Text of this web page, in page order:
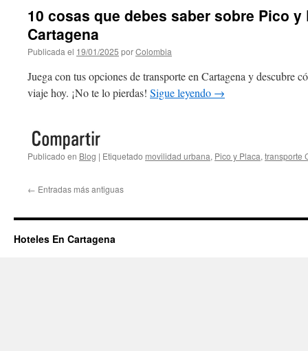
10 cosas que debes saber sobre Pico y
Cartagena
Publicada el 19/01/2025 porColombia
Juega con tus opciones de transporte en Cartagena y descubre
viaje hoy. ¡No te lo pierdas! Sigue leyendo →
Publicado en Blog | Etiquetado movilidad urbana, Pico y Placa, transporte
← Entradas más antiguas
Hoteles En Cartagena